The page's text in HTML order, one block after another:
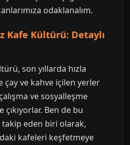
odaklanalım.
Kafe Kültürü: Detaylı
son yıllarda hızla
çay ve kahve içilen yerler
ve sosyalleşme
Ben de bu
eden biri olarak,
kafeleri keşfetmeye